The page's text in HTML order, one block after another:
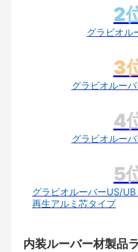
グラビオル
グラビオルー
グラビオルー
グラビオルーバーUS/
再生アルミ芯タイプ
内装ルーバー材製品